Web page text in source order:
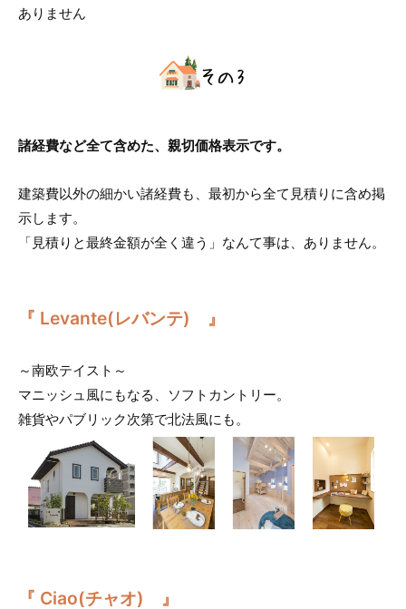
ありません
諸経費など全て含めた、親切価格表示です。
建築費以外の細かい諸経費も、最初から全て見積りに含め掲
示します。
「見積りと最終金額が全く違う」なんて事は、ありません。
『 Levante(レバンテ) 』
～南欧テイスト～
マニッシュ風にもなる、ソフトカントリー。
雑貨やパブリック次第で北法風にも。
『 Ciao(チャオ) 』